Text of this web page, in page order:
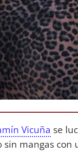
Vicuña se
mangas con